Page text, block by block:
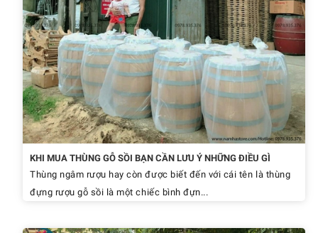
KHI MUA THÙNG GỖ SỒI BẠN CẦN LƯU Ý NHỮNG ĐIỀU GÌ
Thùng ngâm rượu hay còn được biết đến với cái tên là thùng
đựng rượu gỗ sồi là một chiếc bình đựn...